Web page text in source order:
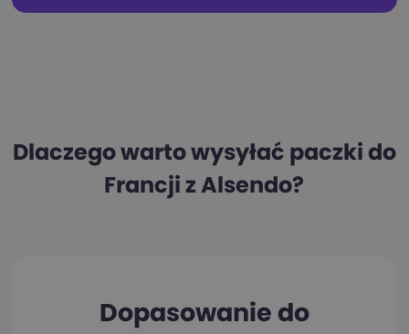
Dlaczego warto wysyłać paczki do
Francji z Alsendo?
Dopasowanie do